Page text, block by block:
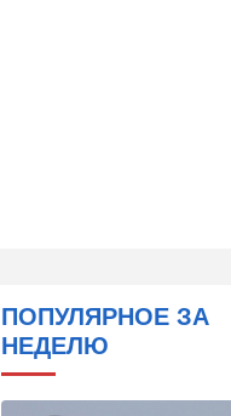
08:49 Новости Украины
ПОПУЛЯРНОЕ ЗА
НЕДЕЛЮ